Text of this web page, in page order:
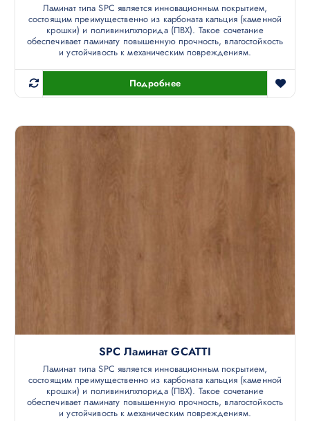
Ламинат типа SPC является инновационным покрытием,
состоящим преимущественно из карбоната кальция (каменной
крошки) и поливинилхлорида (ПВХ). Такое сочетание
обеспечивает ламинату повышенную прочность, влагостойкость
и устойчивость к механическим повреждениям.
Подробнее
SPC Ламинат GCATTI
Ламинат типа SPC является инновационным покрытием,
состоящим преимущественно из карбоната кальция (каменной
крошки) и поливинилхлорида (ПВХ). Такое сочетание
обеспечивает ламинату повышенную прочность, влагостойкость
и устойчивость к механическим повреждениям.